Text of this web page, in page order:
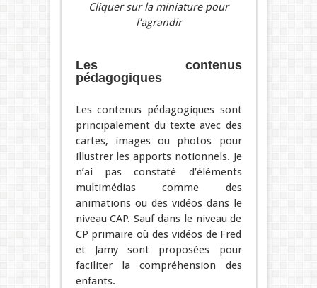
Cliquer sur la miniature pour
l’agrandir
Les contenus
pédagogiques
Les contenus pédagogiques sont
principalement du texte avec des
cartes, images ou photos pour
illustrer les apports notionnels. Je
n’ai pas constaté d’éléments
multimédias comme des
animations ou des vidéos dans le
niveau CAP. Sauf dans le niveau de
CP primaire où des vidéos de Fred
et Jamy sont proposées pour
faciliter la compréhension des
enfants.